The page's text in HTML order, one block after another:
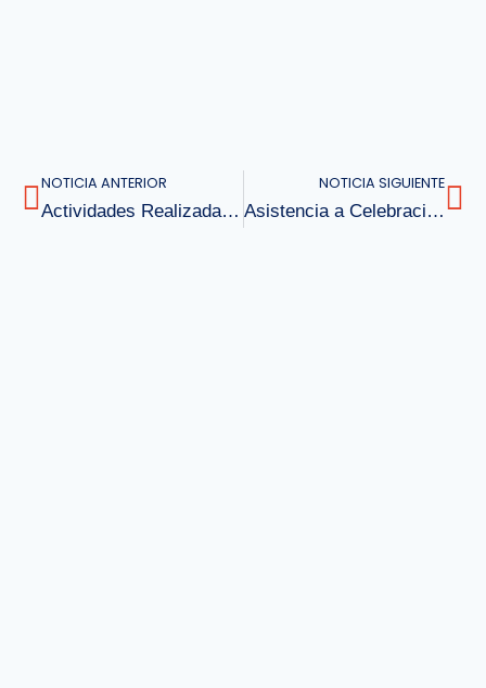
NOTICIA ANTERIOR
Actividades Realizadas Por el Departamento de Idiomas
NOTICIA SIGUIENTE
Asistencia a Celebración del Día Mundial de la Filosofía 2023